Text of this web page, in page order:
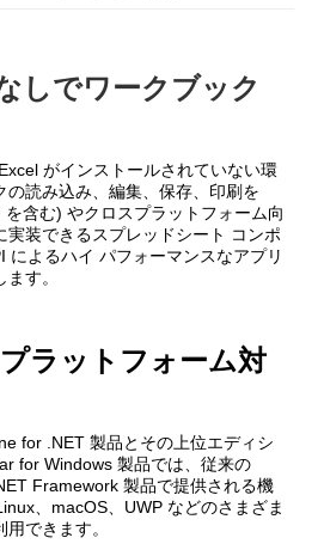
しでワークブック
がインストールされていない環
の読み込み、編集、保存、印刷を
含む) やクロスプラットフォーム向
実装できるスプレッドシート コンポ
によるハイ パフォーマンスなアプリ
す。
ラットフォーム対
for .NET 製品とその上位エディシ
for Windows 製品では、従来の
Framework 製品で提供される機
、macOS、UWP などのさまざま
できます。